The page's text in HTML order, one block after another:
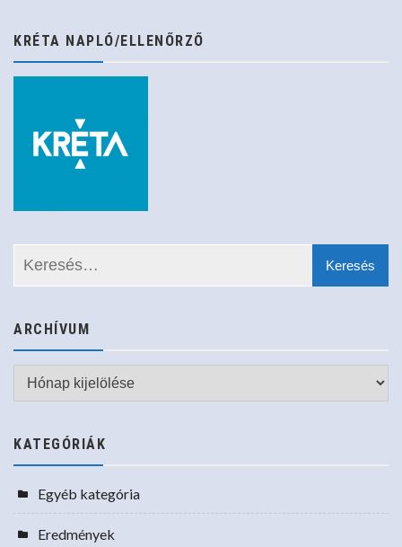
KRÉTA NAPLÓ/ELLENŐRZŐ
ARCHÍVUM
Archívum
KATEGÓRIÁK
Egyéb kategória
Eredmények